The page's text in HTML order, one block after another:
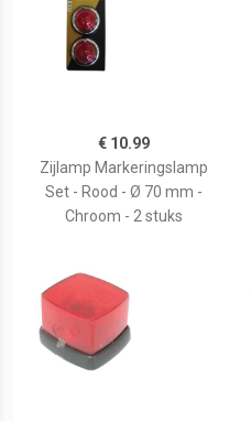
€ 10.99
Zijlamp Markeringslamp
Set - Rood - Ø 70 mm -
Chroom - 2 stuks